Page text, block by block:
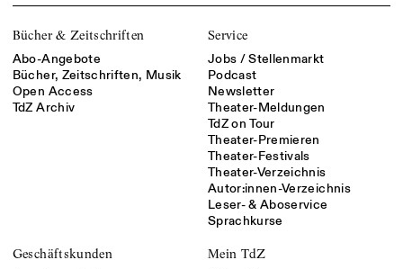
Bücher & Zeitschriften
Abo-Angebote
Bücher, Zeitschriften, Musik
Open Access
TdZ Archiv
Service
Jobs / Stellenmarkt
Podcast
Newsletter
Theater-Meldungen
TdZ on Tour
Theater-Premieren
Theater-Festivals
Theater-Verzeichnis
Autor:innen-Verzeichnis
Leser- & Aboservice
Sprachkurse
Geschäftskunden Mein TdZ